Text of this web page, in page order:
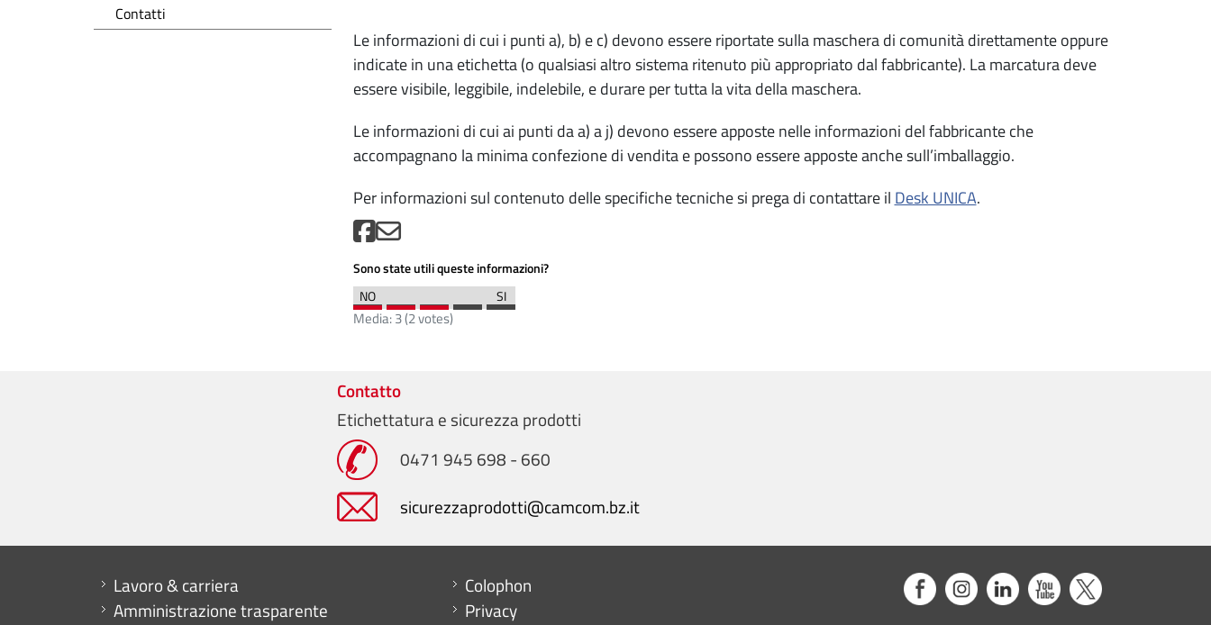
Le informazioni di cui i punti a), b) e c) devono essere riportate sulla maschera di comunità direttamente oppure
indicate in una etichetta (o qualsiasi altro sistema ritenuto più appropriato dal fabbricante). La marcatura deve
essere visibile, leggibile, indelebile, e durare per tutta la vita della maschera.
Le informazioni di cui ai punti da a) a j) devono essere apposte nelle informazioni del fabbricante che
accompagnano la minima confezione di vendita e possono essere apposte anche sull’imballaggio.
Per informazioni sul contenuto delle specifiche tecniche si prega di contattare il Desk UNICA.
Sono state utili queste informazioni?
Media:3(2votes)
Contatti
Contatto
Etichettatura e sicurezza prodotti
0471 945 698 - 660
sicurezzaprodotti@camcom.bz.it
Mini menu di servizio
Lavoro & carriera
Amministrazione trasparente
Menu footer
Colophon
Privacy